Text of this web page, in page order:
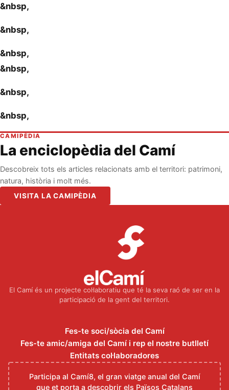
&nbsp,
&nbsp,
&nbsp,
&nbsp,
&nbsp,
&nbsp,
CAMIPÈDIA
La enciclopèdia del Camí
Descobreix tots els articles relacionats amb el territori: patrimoni,
natura, història i molt més.
VISITA LA CAMIPÈDIA
El Camí és un projecte col·laboratiu que té la seva raó de ser en la
participació de la gent del territori.
Fes-te soci/sòcia del Camí
Fes-te amic/amiga del Camí i rep el nostre butlletí
Entitats col·laboradores
Participa al Camí8, el gran viatge anual del Camí
que et porta a descobrir els Països Catalans